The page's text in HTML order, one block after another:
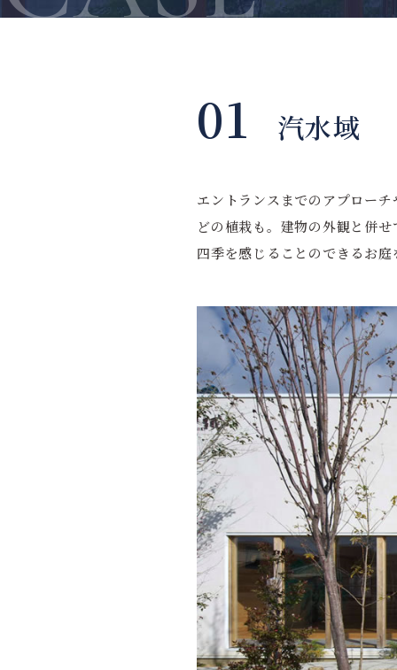
01 汽水域
エントランスまでのアプロー
どの植栽も。建物の外観と併
四季を感じることのできるお